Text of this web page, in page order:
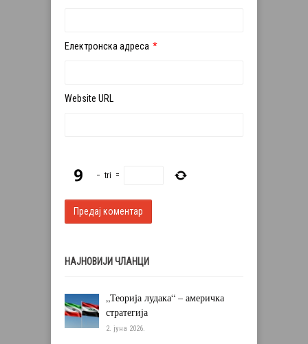
Електронска адреса *
Website URL
− tri =
НАЈНОВИЈИ ЧЛАНЦИ
„Теорија лудака“ – америчка
стратегија
2. јуна 2026.